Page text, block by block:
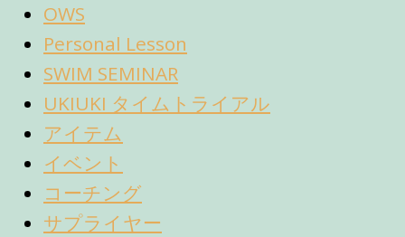
OWS
Personal Lesson
SWIM SEMINAR
UKIUKI タイムトライアル
アイテム
イベント
コーチング
サプライヤー